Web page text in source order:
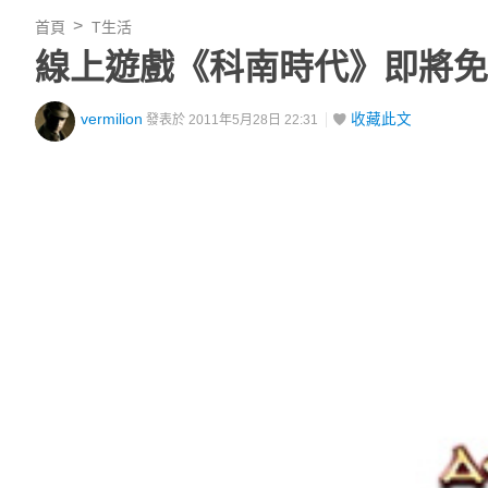
首頁 T生活
線上遊戲《科南時代》即將
vermilion 發表於 2011年5月28日 22:31 收藏此文